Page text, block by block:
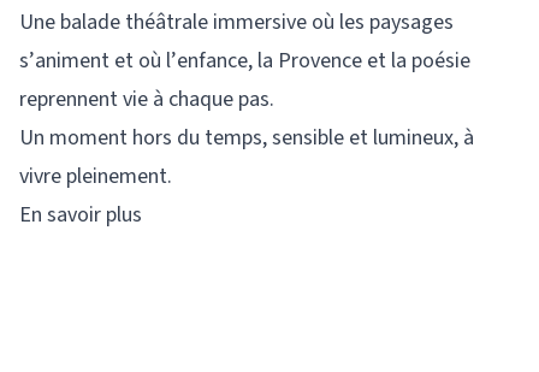
Une balade théâtrale immersive où les paysages
s’animent et où l’enfance, la Provence et la poésie
reprennent vie à chaque pas.
Un moment hors du temps, sensible et lumineux, à
vivre pleinement.
En savoir plus